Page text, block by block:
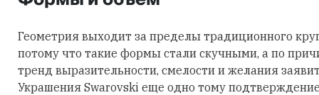
Геометрия выходит за пределы традиционного
потому что такие формы стали скучными, а по
тренд выразительности, смелости и желания
Украшения Swarovski еще одно тому